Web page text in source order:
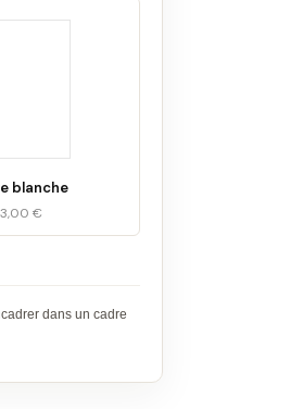
blanche
€
dans un cadre